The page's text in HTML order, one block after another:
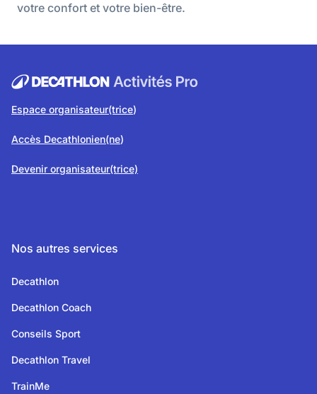
votre confort et votre bien-être.
Espace organisateur(trice)
Accès Decathlonien(ne)
Devenir organisateur(trice)
Nos autres services
Decathlon
Decathlon Coach
Conseils Sport
Decathlon Travel
TrainMe